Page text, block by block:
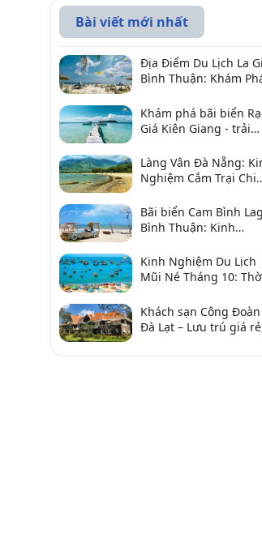
Bài viết mới nhất
Địa Điểm Du Lịch La Gi
Bình Thuận: Khám
2026
Khám phá bãi biển
Giá Kiên Giang - trải
Làng Vân Đà Nẵng:
Nghiệm Cắm Trại Chi
Bãi biển Cam Bình
Bình Thuận: Kinh
sản, điểm gần
Kinh Nghiệm Du Lịch
Mũi Né Tháng 10:
Khách sạn Công Đoàn
Đà Lạt – Lưu trú giá
Hương